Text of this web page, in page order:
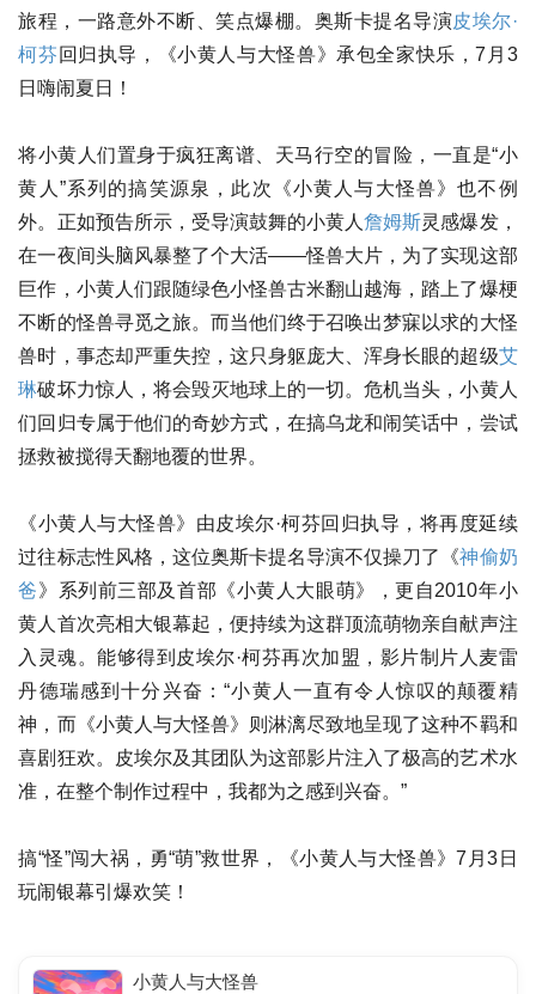
旅程，一路意外不断、笑点爆棚。奥斯卡提名导演皮埃尔·
柯芬 回归执导，《小黄人与大怪兽》承包全家快乐，7月3
日嗨闹夏日！
将小黄人们置身于疯狂离谱、天马行空的冒险，一直是“小
黄人”系列的搞笑源泉，此次《小黄人与大怪兽》也不例
外。正如预告所示，受导演鼓舞的小黄人詹姆斯灵感爆发，
在一夜间头脑风暴整了个大活——怪兽大片，为了实现这部
巨作，小黄人们跟随绿色小怪兽古米翻山越海，踏上了爆梗
不断的怪兽寻觅之旅。而当他们终于召唤出梦寐以求的大怪
兽时，事态却严重失控，这只身躯庞大、浑身长眼的超级艾
琳破坏力惊人，将会毁灭地球上的一切。危机当头，小黄人
们回归专属于他们的奇妙方式，在搞乌龙和闹笑话中，尝试
拯救被搅得天翻地覆的世界。
《小黄人与大怪兽》由皮埃尔·柯芬回归执导，将再度延续
过往标志性风格，这位奥斯卡提名导演不仅操刀了《神偷奶
爸》系列前三部及首部《小黄人大眼萌》，更自2010年小
黄人首次亮相大银幕起，便持续为这群顶流萌物亲自献声注
入灵魂。能够得到皮埃尔·柯芬再次加盟，影片制片人麦雷
丹德瑞感到十分兴奋：“小黄人一直有令人惊叹的颠覆精
神，而《小黄人与大怪兽》则淋漓尽致地呈现了这种不羁和
喜剧狂欢。皮埃尔及其团队为这部影片注入了极高的艺术水
准，在整个制作过程中，我都为之感到兴奋。”
搞“怪”闯大祸，勇“萌”救世界，《小黄人与大怪兽》7月3日
玩闹银幕引爆欢笑！
小黄人与大怪兽